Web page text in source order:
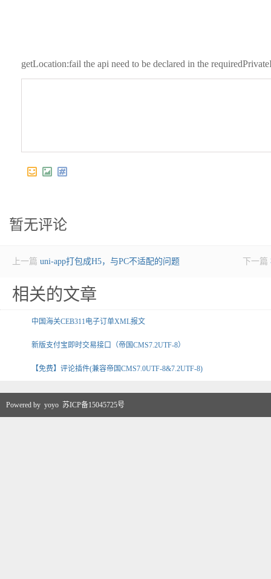
getLocation:fail the api need to be declared in the
暂无评论
上一篇 uni-app打包成H5，与PC不适配的问题 下一篇
相关的文章
中国海关CEB311电子订单XML报文
新版支付宝即时交易接口（帝国CMS7.2UTF-8）
【免费】评论插件(兼容帝国CMS7.0UTF-8&7.2UTF-8)
Powered by yoyo 苏ICP备15045725号